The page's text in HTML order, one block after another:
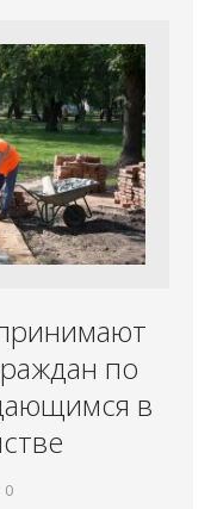
по
в
0